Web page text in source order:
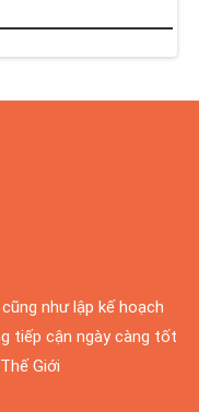
lễ để tôn vinh
VÒNG 5-10 NĂM
KINH DOANH...
như lập kế hoạch
tiếp cận ngày càng tốt
Giới